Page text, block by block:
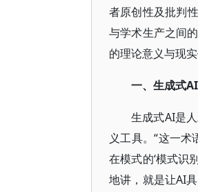
者原创性及批判
与学术生产之间
的理论意义与现实
一、生成式
生成式AI是
义工具。“这一
在模式的‘模式识
地讲，就是让AI